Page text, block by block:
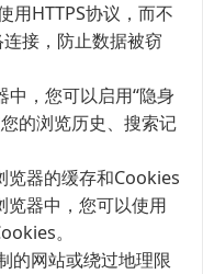
用HTTPS协议，而不
接，防止数据被窃
，您可以启用“隐身
的浏览历史、搜索记
览器的缓存和Cookies
器中，您可以使用
。
的网站或绕过地理限